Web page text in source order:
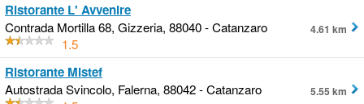
Ristorante L' Avvenire
Contrada Mortilla 68, Gizzeria, 88040 - Catanzaro
1.5
4.61 km
Ristorante Mistef
Autostrada Svincolo, Falerna, 88042 - Catanzaro
5.55 km